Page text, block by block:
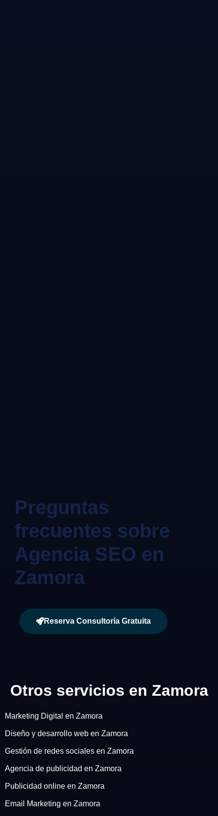
Preguntas
frecuentes sobre
Agencia SEO en
Zamora
Reserva Consultoría Gratuita
Otros servicios en Zamora
Marketing Digital en Zamora
Diseño y desarrollo web en Zamora
Gestión de redes sociales en Zamora
Agencia de publicidad en Zamora
Publicidad online en Zamora
Email Marketing en Zamora